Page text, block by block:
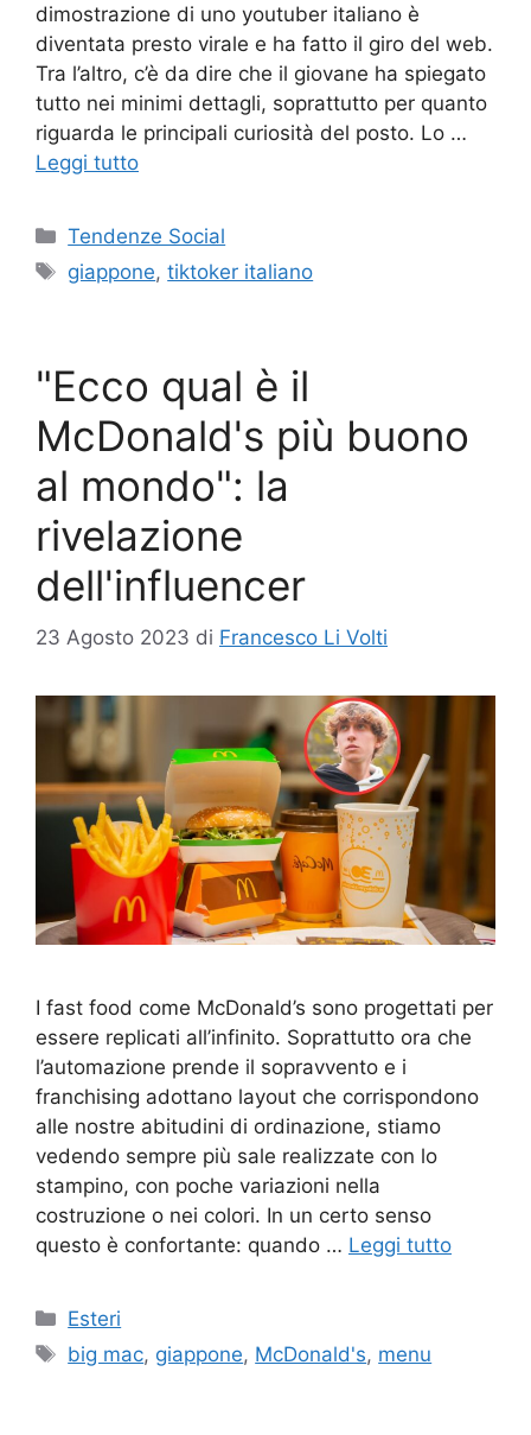
dimostrazione di uno youtuber italiano è
diventata presto virale e ha fatto il giro del web.
Tra l’altro, c’è da dire che il giovane ha spiegato
tutto nei minimi dettagli, soprattutto per quanto
riguarda le principali curiosità del posto. Lo …
Leggi tutto
Categorie
Tendenze Social
Tag
giappone,tiktoker italiano
"Ecco qual è il
McDonald's più buono
al mondo": la
rivelazione
dell'influencer
23 Agosto 2023 di Francesco Li Volti
I fast food come McDonald’s sono progettati per
essere replicati all’infinito. Soprattutto ora che
l’automazione prende il sopravvento e i
franchising adottano layout che corrispondono
alle nostre abitudini di ordinazione, stiamo
vedendo sempre più sale realizzate con lo
stampino, con poche variazioni nella
costruzione o nei colori. In un certo senso
questo è confortante: quando … Leggi tutto
Categorie
Esteri
Tag
big mac, giappone, McDonald's, menu